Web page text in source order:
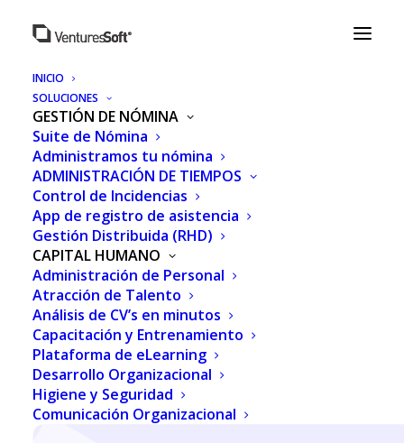
INICIO
SOLUCIONES
GESTIÓN DE NÓMINA
Suite de Nómina
Administramos tu nómina
ADMINISTRACIÓN DE TIEMPOS
Control de Incidencias
App de registro de asistencia
Gestión Distribuida (RHD)
CAPITAL HUMANO
Administración de Personal
Atracción de Talento
Análisis de CV’s en minutos
Capacitación y Entrenamiento
Plataforma de eLearning
Desarrollo Organizacional
Higiene y Seguridad
Comunicación Organizacional
LAS NUEVAS
TENDENCIAS DE
ATRACCIÓN DE
TALENTOS